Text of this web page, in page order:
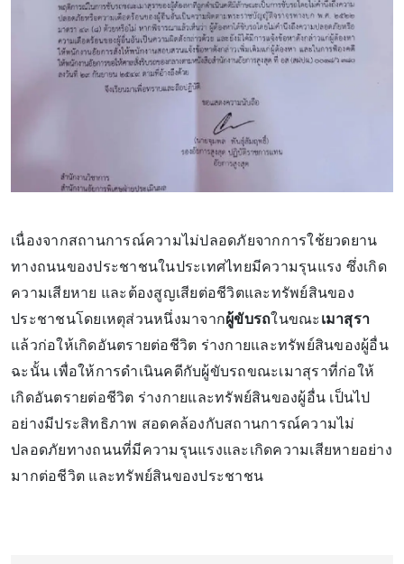
เนื่องจากสถานการณ์ความไม่ปลอดภัยจากการใช้ยวดยาน
ทางถนนของประชาชนในประเทศไทยมีความรุนแรง ซึ่งเกิด
ความเสียหาย และต้องสูญเสียต่อชีวิตและทรัพย์สินของ
ประชาชนโดยเหตุส่วนหนึ่งมาจากผู้ขับรถในขณะ เมาสุรา
แล้วก่อให้เกิดอันตรายต่อชีวิต ร่างกายและทรัพย์สินของผู้อื่น
ฉะนั้น เพื่อให้การดำเนินคดีกับผู้ขับรถขณะเมาสุราที่ก่อให้
เกิดอันตรายต่อชีวิต ร่างกายและทรัพย์สินของผู้อื่น เป็นไป
อย่างมีประสิทธิภาพ สอดคล้องกับสถานการณ์ความไม่
ปลอดภัยทางถนนที่มีความรุนแรงและเกิดความเสียหายอย่าง
มากต่อชีวิต และทรัพย์สินของประชาชน